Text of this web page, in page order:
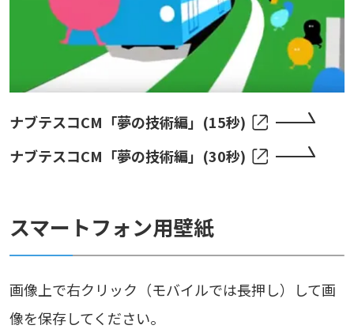
ナブテスコCM「夢の技術編」(15秒)
ナブテスコCM「夢の技術編」(30秒)
スマートフォン用壁紙
画像上で右クリック（モバイルでは長押し）して画
像を保存してください。